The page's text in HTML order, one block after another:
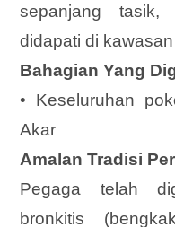
sepanjang
didapati di
Bahagian Yang
• Keseluruhan
Akar
Amalan Tradisi
Pegaga telah
bronkitis